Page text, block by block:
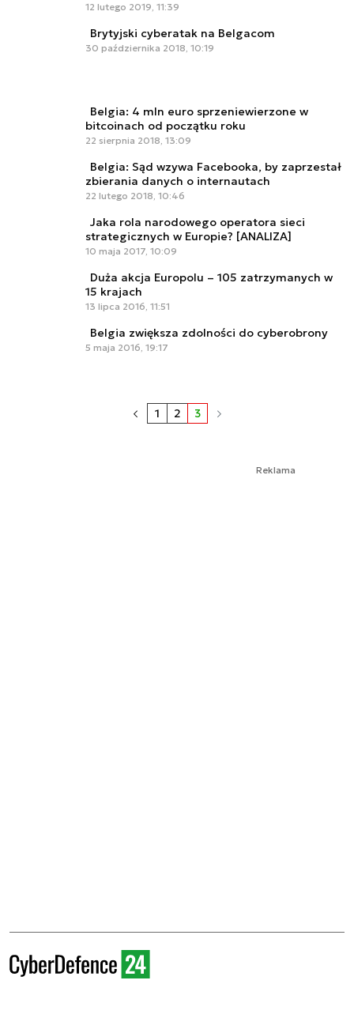
12 lutego 2019, 11:39
Brytyjski cyberatak na Belgacom
30 października 2018, 10:19
Belgia: 4 mln euro sprzeniewierzone w
bitcoinach od początku roku
22 sierpnia 2018, 13:09
Belgia: Sąd wzywa Facebooka, by zaprzestał
zbierania danych o internautach
22 lutego 2018, 10:46
Jaka rola narodowego operatora sieci
strategicznych w Europie? [ANALIZA]
10 maja 2017, 10:09
Duża akcja Europolu – 105 zatrzymanych w
15 krajach
13 lipca 2016, 11:51
Belgia zwiększa zdolności do cyberobrony
5 maja 2016, 19:17
1 2 3
Reklama